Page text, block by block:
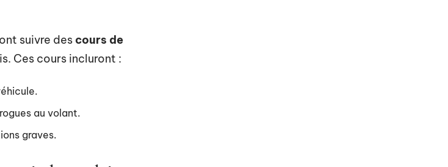
suivre des cours de
Ces cours incluront :
au volant.
graves.